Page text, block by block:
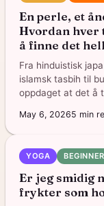
En perle, et
Hvordan
å finne det
Fra hinduistisk
islamsk tasbih til
oppdaget at det å
May 6, 20265 min
YOGA
Er jeg smidig
frykter som